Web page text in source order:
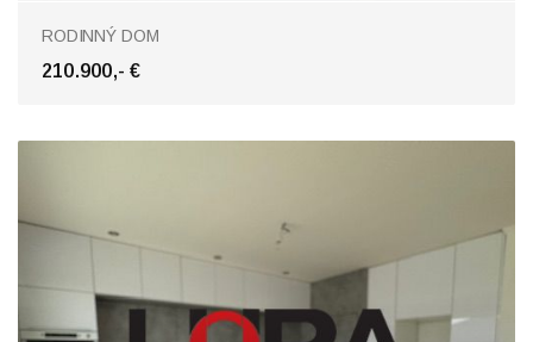
RODINNÝ DOM
210.900,- €